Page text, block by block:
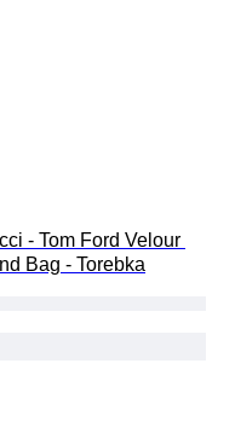
- Tom Ford Velour
Bag - Torebka